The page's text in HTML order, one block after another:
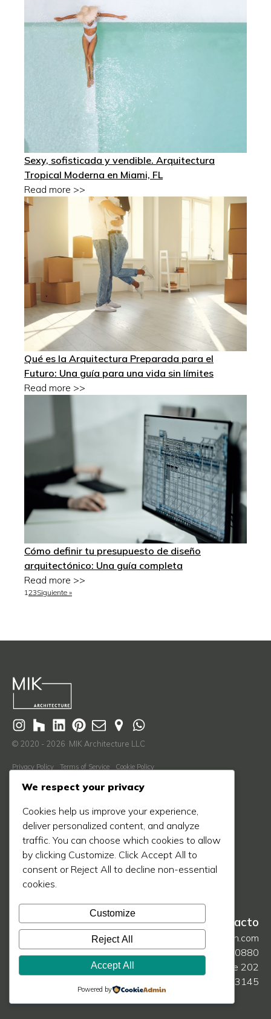
Sexy, sofisticada y vendible. Arquitectura
Tropical Moderna en Miami, FL
Read more >>
Qué es la Arquitectura Preparada para el
Futuro: Una guía para una vida sin límites
Read more >>
Cómo definir tu presupuesto de diseño
arquitectónico: Una guía completa
Read more >>
123Siguiente »
© 2020 - 2026 MIK Architecture LLC
Privacy Policy Terms of Service Cookie Policy
Descubre Más
Proceso
Blog
Proyectos
Prensa
Contacto
hello@mikarch.com
786 708 0880
1385 Coral Way Ste 202
Miami, FL 33145
We respect your privacy
Cookies help us improve your experience,
deliver personalized content, and analyze
traffic. You can choose which cookies to allow
by clicking Customize. Click Accept All to
consent or Reject All to decline non-essential
cookies.
Customize
Reject All
Accept All
Powered by